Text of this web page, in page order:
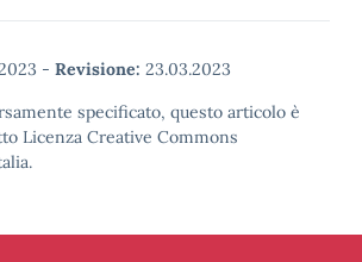
- Revisione: 23.03.2023
specificato, questo articolo è
Licenza Creative Commons